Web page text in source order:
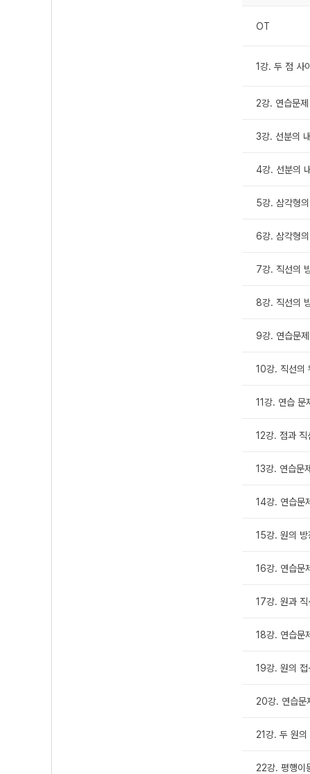
OT
1강. 두 점 사
2강. 연습문제
3강. 선분의
4강. 선분의
5강. 삼각형
6강. 삼각형
7강. 직선의
8강. 직선의
9강. 연습문제
10강. 직선의
11강. 연습 문
12강. 점과 직
13강. 연습문
14강. 연습문
15강. 원의 방
16강. 연습문
17강. 원과 직
18강. 연습문
19강. 원의 접
20강. 연습문
21강. 두 원의
22강. 평행이